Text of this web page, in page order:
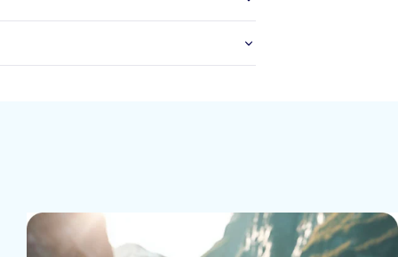
4 mars 2025